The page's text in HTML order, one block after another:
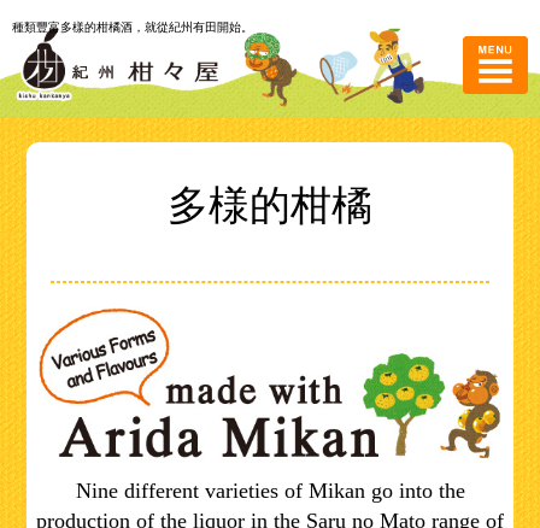
種類豐富多樣的柑橘酒，就從紀州有田開始。
多様的柑橘
Nine different varieties of Mikan go into the
production of the liquor in the Saru no Mato range of